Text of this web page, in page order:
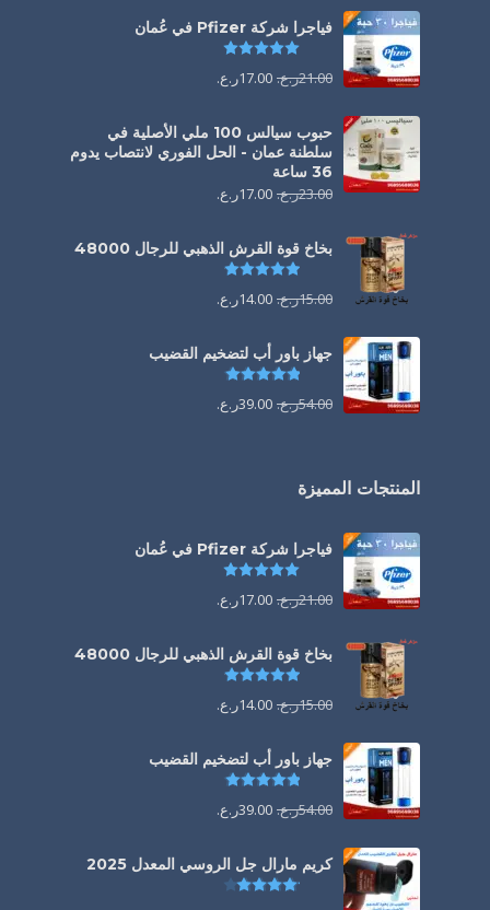
فياجرا شركة Pfizer في عُمان
21.00ر.ع. 17.00ر.ع.
حبوب سيالس 100 ملي الأصلية في
سلطنة عمان - الحل الفوري لانتصاب يدوم
36 ساعة
23.00ر.ع. 17.00ر.ع.
بخاخ قوة القرش الذهبي للرجال 48000
تم التقييم
15.00ر.ع. 14.00ر.ع.
جهاز باور أب لتضخيم القضيب
تم التقييم
54.00ر.ع. 39.00ر.ع.
المنتجات المميزة
فياجرا شركة Pfizer في عُمان
21.00ر.ع. 17.00ر.ع.
بخاخ قوة القرش الذهبي للرجال 48000
تم التقييم
15.00ر.ع. 14.00ر.ع.
جهاز باور أب لتضخيم القضيب
تم التقييم
54.00ر.ع. 39.00ر.ع.
كريم مارال جل الروسي المعدل 2025
تم التقييم